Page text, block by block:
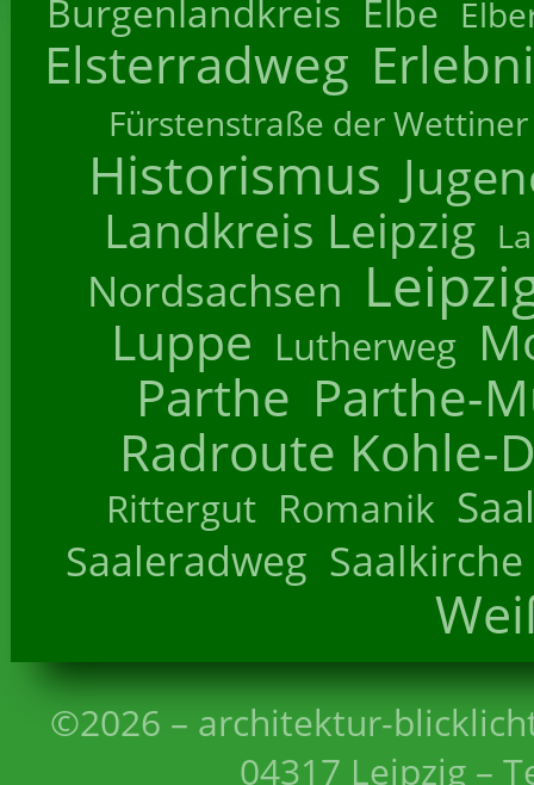
Burgenlandkreis Elbe
Elsterradweg
Fürstenstraße der Wettiner
Historismus
Landkreis Leipzig
Nordsachsen
Luppe Lutherweg
Parthe Parthe-
Radroute Kohle-
Rittergut Romanik
Saaleradweg Saalkirche
©2026 – architektur-
04317 Leipzig –